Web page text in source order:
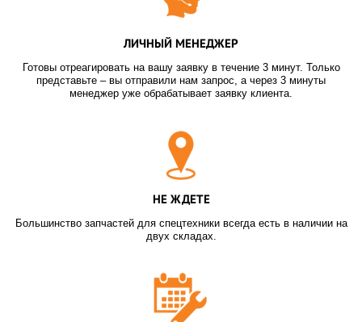
ЛИЧНЫЙ МЕНЕДЖЕР
Готовы отреагировать на вашу заявку в течение 3 минут. Только
представьте – вы отправили нам запрос, а через 3 минуты
менеджер уже обрабатывает заявку клиента.
НЕ ЖДЕТЕ
Большинство запчастей для спецтехники всегда есть в наличии на
двух складах.